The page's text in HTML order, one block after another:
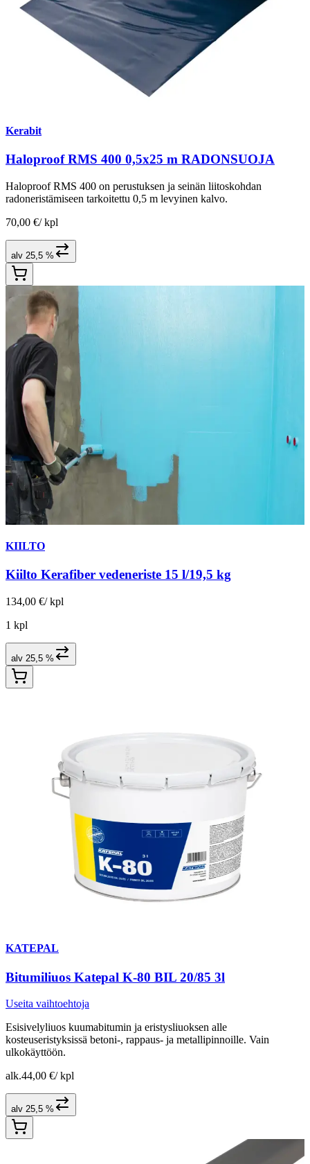
Kerabit
Haloproof RMS 400 0,5x25 m RADONSUOJA
Haloproof RMS 400 on perustuksen ja seinän liitoskohdan
radoneristämiseen tarkoitettu 0,5 m levyinen kalvo.
70,00 €/ kpl
alv 25,5 %
KIILTO
Kiilto Kerafiber vedeneriste 15 l/19,5 kg
134,00 €/ kpl
1 kpl
alv 25,5 %
KATEPAL
Bitumiliuos Katepal K-80 BIL 20/85 3l
Useita vaihtoehtoja
Esisivelyliuos kuumabitumin ja eristysliuoksen alle
kosteuseristyksissä betoni-, rappaus- ja metallipinnoille. Vain
ulkokäyttöön.
alk.44,00 €/ kpl
alv 25,5 %